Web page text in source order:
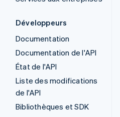
Développeurs
Documentation
Documentation de l'API
État de l'API
Liste des modifications
de l'API
Bibliothèques et SDK